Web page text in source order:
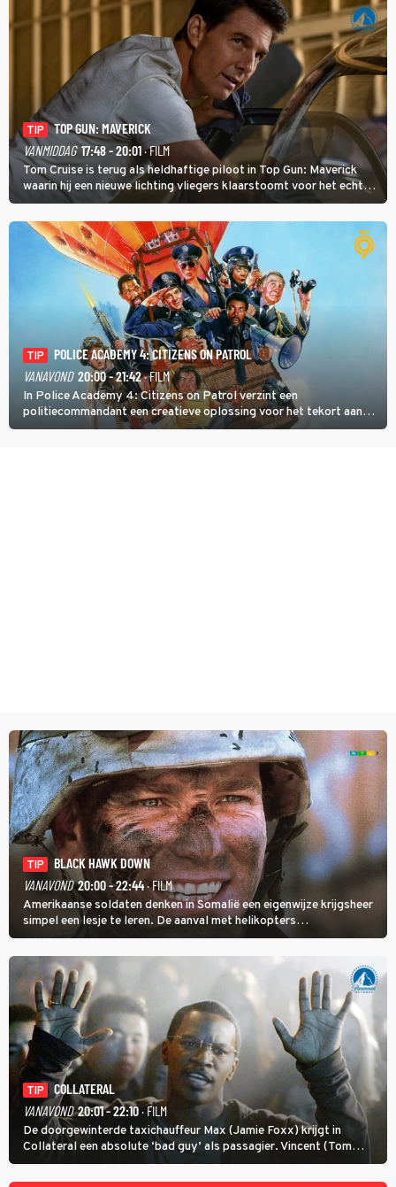
TIP
TOP GUN: MAVERICK
VANMIDDAG 17:48 - 20:01· FILM
Tom Cruise is terug als heldhaftige piloot in Top Gun: Maverick
waarin hij een nieuwe lichting vliegers klaarstoomt voor het echte
werk.
TIP
POLICE ACADEMY 4: CITIZENS ON PATROL
VANAVOND 20:00 - 21:42· FILM
In Police Academy 4: Citizens on Patrol verzint een
politiecommandant een creatieve oplossing voor het tekort aan
agenten.
TIP
BLACK HAWK DOWN
VANAVOND 20:00 - 22:44· FILM
Amerikaanse soldaten denken in Somalië een eigenwijze krijgsheer
simpel een lesje te leren. De aanval met helikopters
verloopt in Black Hawk down dramatisch.
TIP
COLLATERAL
VANAVOND 20:01 - 22:10· FILM
De doorgewinterde taxichauffeur Max (Jamie Foxx) krijgt in
Collateral een absolute ‘bad guy’ als passagier. Vincent (Tom
Cruise) heeft hem nodig om hem de stad door te loodsen om een
wel heel lugubere reden.